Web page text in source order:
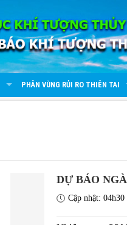
PHÂN VÙNG RỦI RO THIÊN TAI
DỰ BÁO
Cập nhật: